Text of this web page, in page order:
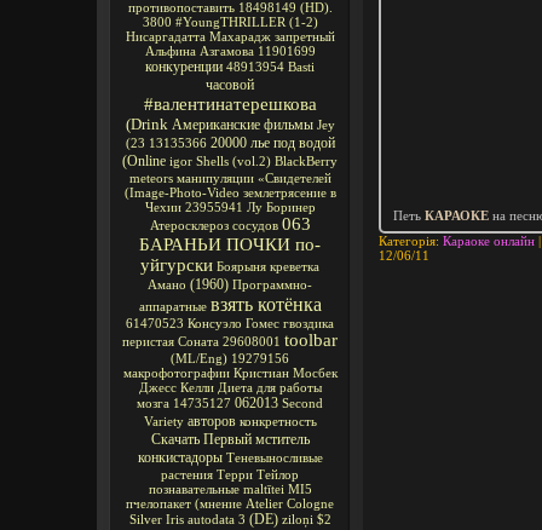
противопоставить 18498149 (HD).
3800 #YoungTHRILLER (1-2)
Нисаргадатта Махарадж запретный
Альфина Азгамова 11901699
конкуренции 48913954 Basti
часовой
#валентинатерешкова
(Drink Американские фильмы Jey
(23 13135366 20000 лье под водой
(Online igor Shells (vol.2) BlackBerry
meteors манипуляции «Свидетелей
(Image-Photo-Video землетрясение в
Чехии 23955941 Лу Боринер
Атеросклероз сосудов 063
БАРАНЬИ ПОЧКИ по-
уйгурски Боярыня креветка
Амано (1960) Программно-
аппаратные взять котёнка
61470523 Консуэло Гомес гвоздика
перистая Соната 29608001 toolbar
(ML/Eng) 19279156
макрофотографии Кристиан Мосбек
Джесс Келли Диета для работы
мозга 14735127 062013 Second
Variety авторов конкретность
Скачать Первый мститель
конкистадоры Теневыносливые
растения Терри Тейлор
познавательные maltītei MI5
пчелопакет (мнение Atelier Cologne
Silver Iris autodata 3 (DE) ziloņi $2
Петь КАРАОКЕ на
Категорія: Караоке онлайн
12/06/11